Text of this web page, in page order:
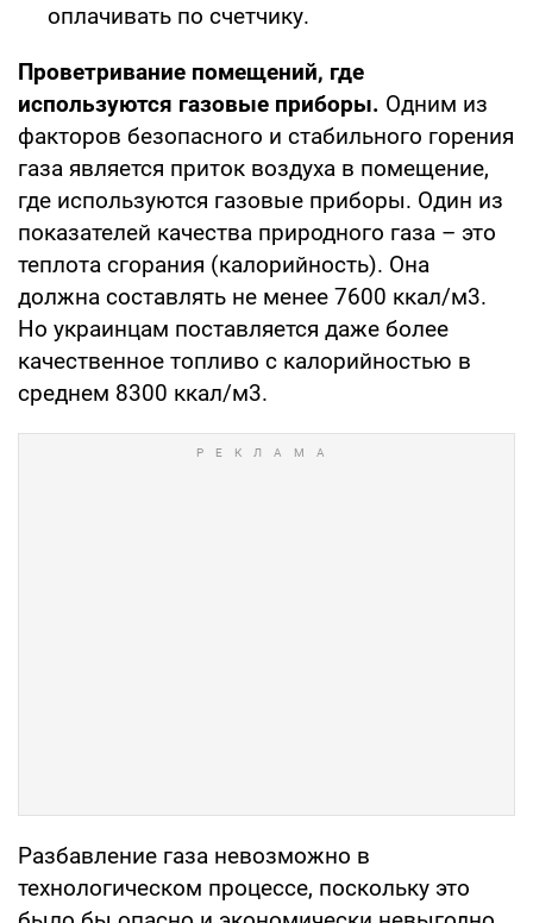
оплачивать по счетчику.
Проветривание помещений, где
используются газовые приборы. Одним из
факторов безопасного и стабильного горения
газа является приток воздуха в помещение,
где используются газовые приборы. Один из
показателей качества природного газа – это
теплота сгорания (калорийность). Она
должна составлять не менее 7600 ккал/м3.
Но украинцам поставляется даже более
качественное топливо с калорийностью в
среднем 8300 ккал/м3.
Разбавление газа невозможно в
технологическом процессе, поскольку это